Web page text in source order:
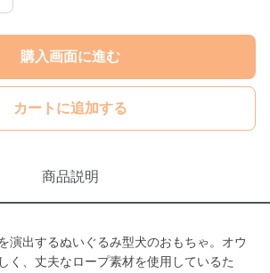
購入画面に進む
カートに追加する
商品説明
演出するぬいぐるみ型犬のおもちゃ。オウ
く、丈夫なロープ素材を使用しているた